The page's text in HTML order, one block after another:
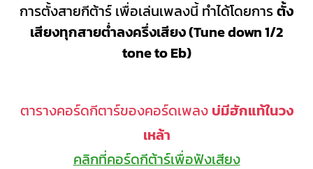
การตั้งสายกีต้าร์ เพื่อเล่นเพลงนี้ ทำได้โดยการตั้ง
เสียงทุกสายต่ำลงครึ่งเสียง (Tune down 1/2
tone to Eb)
ตารางคอร์ดกีตาร์ของคอร์ดเพลง บ่มีฮักแท้ในวง
เหล้า
คลิกที่คอร์ดกีต้าร์เพื่อฟังเสียง